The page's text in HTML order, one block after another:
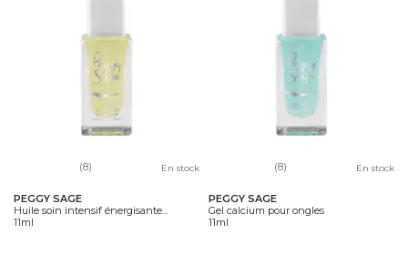
(8) En stock
PEGGY SAGE
Huile soin intensif énergisante...
11ml
(8) En stock
PEGGY SAGE
Gel calcium pour ongles
11ml